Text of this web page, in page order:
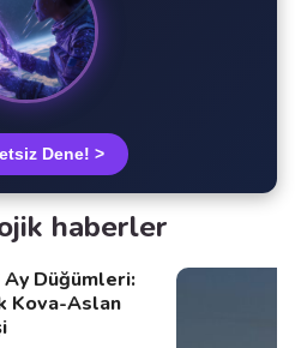
Dene! >
haberler
Düğümleri:
Kova-Aslan